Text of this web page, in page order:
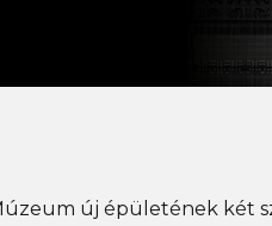
új épületének két